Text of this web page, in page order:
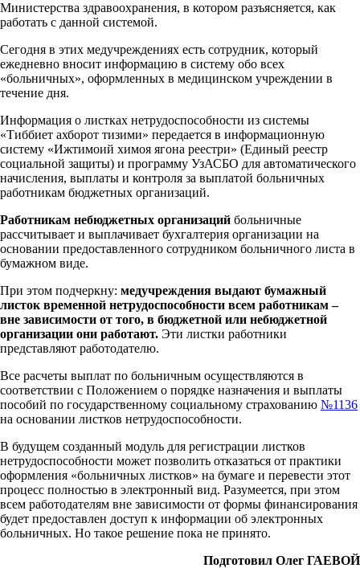
Министерства здравоохранения, в котором разъясняется, как
работать с данной системой.
Сегодня в этих медучреждениях есть сотрудник, который
ежедневно вносит информацию в систему обо всех
«больничных», оформленных в медицинском учреждении в
течение дня.
Информация о листках нетрудоспособности из системы
«Тиббиет ахборот тизими» передается в информационную
систему «Ижтимоий химоя ягона реестри» (Единый реестр
социальной защиты) и программу УзАСБО для автоматического
начисления, выплаты и контроля за выплатой больничных
работникам бюджетных организаций.
Работникам небюджетных организаций больничные
рассчитывает и выплачивает бухгалтерия организации на
основании предоставленного сотрудником больничного листа в
бумажном виде.
При этом подчеркну: медучреждения выдают бумажный
листок временной нетрудоспособности всем работникам –
вне зависимости от того, в бюджетной или небюджетной
организации они работают. Эти листки работники
представляют работодателю.
Все расчеты выплат по больничным осуществляются в
соответствии с Положением о порядке назначения и выплаты
пособий по государственному социальному страхованию №1136
на основании листков нетрудоспособности.
В будущем созданный модуль для регистрации листков
нетрудоспособности может позволить отказаться от практики
оформления «больничных листков» на бумаге и перевести этот
процесс полностью в электронный вид. Разумеется, при этом
всем работодателям вне зависимости от формы финансирования
будет предоставлен доступ к информации об электронных
больничных. Но такое решение пока не принято.
Подготовил Олег ГАЕВОЙ